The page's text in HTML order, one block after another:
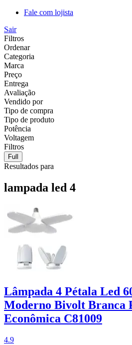
Fale com lojista
Sair
Filtros
Ordenar
Categoria
Marca
Preço
Entrega
Avaliação
Vendido por
Tipo de compra
Tipo de produto
Potência
Voltagem
Filtros
Full
Resultados para
lampada led 4
Lâmpada 4 Pétala Led
Moderno Bivolt Branca
Econômica C81009
4.9